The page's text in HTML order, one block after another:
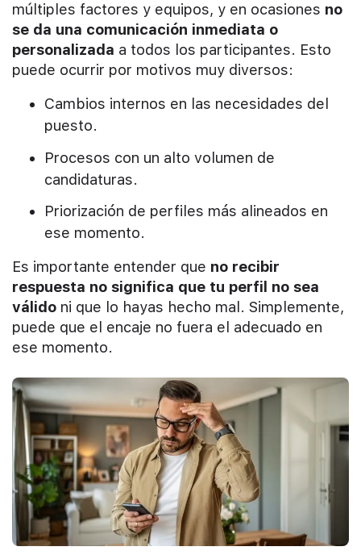
múltiples factores y equipos, y en ocasiones no
se da una comunicación inmediata o
personalizada a todos los participantes. Esto
puede ocurrir por motivos muy diversos:
Cambios internos en las necesidades del
puesto.
Procesos con un alto volumen de
candidaturas.
Priorización de perfiles más alineados en
ese momento.
Es importante entender que no recibir
respuesta no significa que tu perfil no sea
válido ni que lo hayas hecho mal. Simplemente,
puede que el encaje no fuera el adecuado en
ese momento.